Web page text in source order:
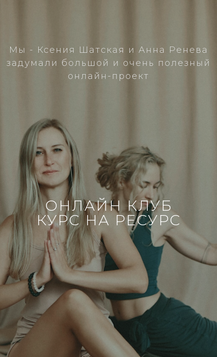
ОНЛАЙН КЛУБ
КУРС НА РЕСУРС
Мы - Ксения Шатская и Анна Ренева
задумали большой и очень полезный
онлайн-проект